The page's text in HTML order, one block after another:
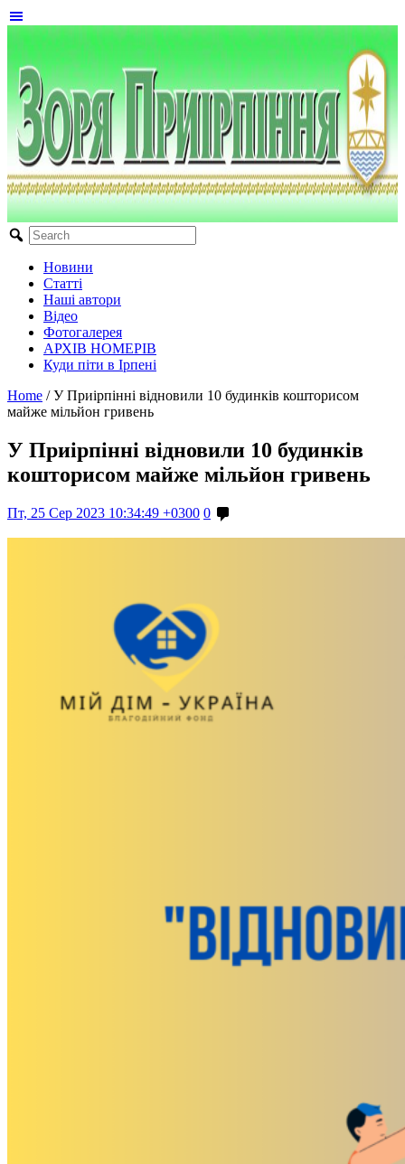
Новини
Статті
Наші автори
Відео
Фотогалерея
АРХІВ НОМЕРІВ
Куди піти в Ірпені
Home / У Приірпінні відновили 10 будинків кошторисом
майже мільйон гривень
У Приірпінні відновили 10 будинків
кошторисом майже мільйон гривень
Пт, 25 Сер 2023 10:34:49 +0300 0